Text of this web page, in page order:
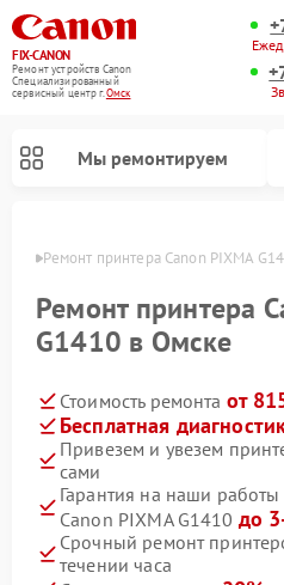
FIX-CANON
Ремонт устройств Canon
Специализированный
cервисный центр г.Омск
Мы ремонтируем
Ремонт принтера Canon PIXMA
Ремонт принтера
G1410 в Омске
Стоимость ремонта от
Бесплатная
Привезем и увезем
сами
Гарантия на наши
Canon PIXMA G1410 до
Срочный ремонт
течении часа